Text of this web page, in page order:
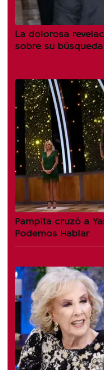
La dolorosa
sobre su
Pampita cruzó a
Podemos Hablar